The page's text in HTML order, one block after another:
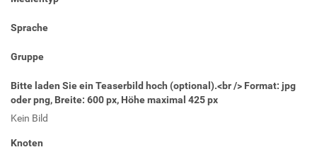
Sprache
Gruppe
Bitte laden Sie ein Teaserbild hoch (optional).<br /> Format: jpg
oder png, Breite: 600 px, Höhe maximal 425 px
Kein Bild
Knoten